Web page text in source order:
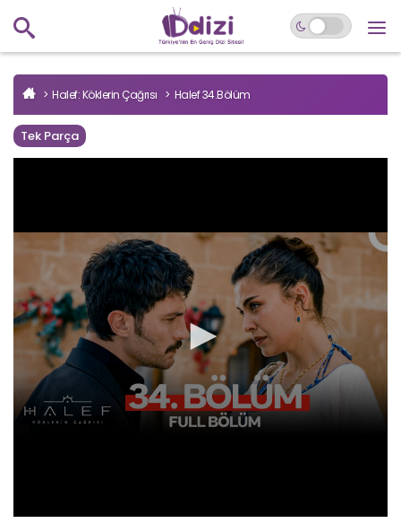
Halef: Köklerin Çağrısı Halef 34.Bölüm
Tek Parça